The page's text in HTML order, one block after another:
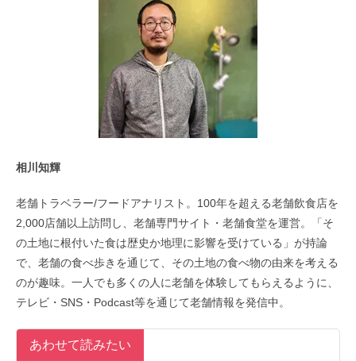
相川知輝
老舗トラベラー/フードアナリスト。100年を超える老舗飲食店を
2,000店舗以上訪問し、老舗専門サイト・老舗食堂を運営。「そ
の土地に根付いた食は歴史か地理に影響を受けている」が持論
で、老舗の食べ歩きを通じて、その土地の食べ物の由来を考える
のが趣味。一人でも多くの人に老舗を体験してもらえるように、
テレビ・SNS・Podcast等を通じて老舗情報を発信中。
あわせて読みたい